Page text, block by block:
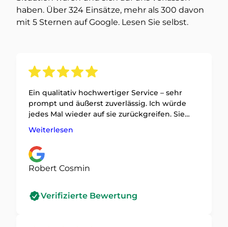
haben. Über 324 Einsätze, mehr als 300 davon
mit 5 Sternen auf Google. Lesen Sie selbst.
Ein qualitativ hochwertiger Service – sehr
prompt und äußerst zuverlässig. Ich würde
jedes Mal wieder auf sie zurückgreifen. Sie
haben meine Tür schnell und ohne
Beschädigung geöffnet. Ich kann sie jedem
weiterempfehlen
Weiterlesen
Robert Cosmin
Verifizierte Bewertung